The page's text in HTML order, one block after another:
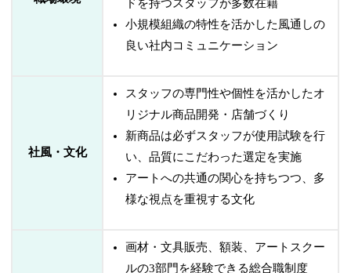
ドを持つスタッフが多数在籍
小規模組織の特性を活かした風通しの
良い社内コミュニケーション
社風・文化
スタッフの専門性や個性を活かしたオ
リジナル商品開発・店舗づくり
新商品は必ずスタッフが使用試験を行
い、品質にこだわった選定を実施
アートへの共通の関心を持ちつつ、多
様な視点を重視する文化
画材・文具販売、額装、アートスクー
ルの3部門を経験できる総合職制度